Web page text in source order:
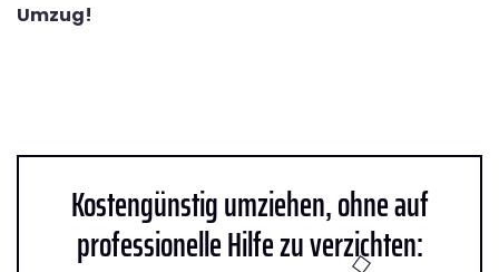
Umzug!
Kostengünstig umziehen, ohne auf
professionelle Hilfe zu verzichten: